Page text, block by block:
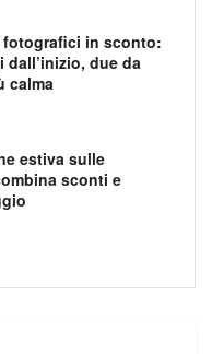
in sconto:
due da
calma
estiva sulle
sconti e